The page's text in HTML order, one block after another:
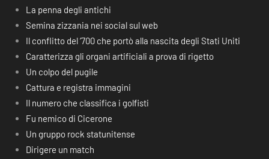
La penna degli antichi
Semina zizzania nei social sul web
Il conflitto del ‘700 che portò alla nascita degli Stati Uniti
Caratterizza gli organi artificiali a prova di rigetto
Un colpo del pugile
Cattura e registra immagini
Il numero che classifica i golfisti
Fu nemico di Cicerone
Un gruppo rock statunitense
Dirigere un match